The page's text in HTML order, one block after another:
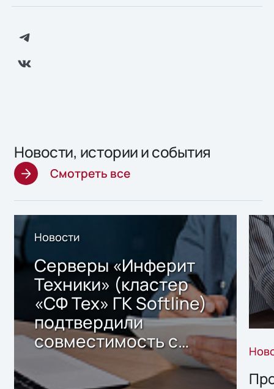
Новости, истории и события
Смотреть все
Новости
Серверы «Инферит
Техники» (кластер
«СФ Тех» ГК Softline)
подтвердили
совместимость с
решением Sharx
Storage 2.x для